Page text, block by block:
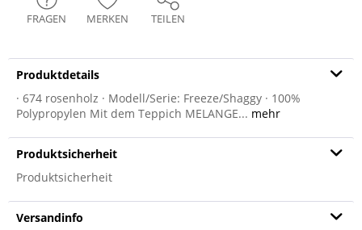
FRAGEN MERKEN TEILEN
Produktdetails
· 674 rosenholz · Modell/Serie: Freeze/Shaggy · 100%
Polypropylen Mit dem Teppich MELANGE... mehr
Produktsicherheit
Produktsicherheit
Versandinfo